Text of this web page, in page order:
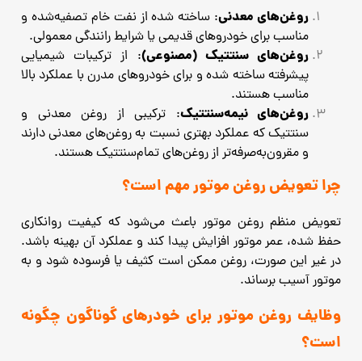
روغن‌های معدنی: ساخته شده از نفت خام تصفیه‌شده و
مناسب برای خودروهای قدیمی یا شرایط رانندگی معمولی.
روغن‌های سنتتیک (مصنوعی): از ترکیبات شیمیایی
پیشرفته ساخته شده و برای خودروهای مدرن با عملکرد بالا
مناسب هستند.
روغن‌های نیمه‌سنتتیک: ترکیبی از روغن معدنی و
سنتتیک که عملکرد بهتری نسبت به روغن‌های معدنی دارند
و مقرون‌به‌صرفه‌تر از روغن‌های تمام‌سنتتیک هستند.
چرا تعویض روغن موتور مهم است؟
تعویض منظم روغن موتور باعث می‌شود که کیفیت روانکاری
حفظ شده، عمر موتور افزایش پیدا کند و عملکرد آن بهینه باشد.
در غیر این صورت، روغن ممکن است کثیف یا فرسوده شود و به
موتور آسیب برساند.
وظایف روغن موتور برای خودرهای گوناگون چگونه
است؟